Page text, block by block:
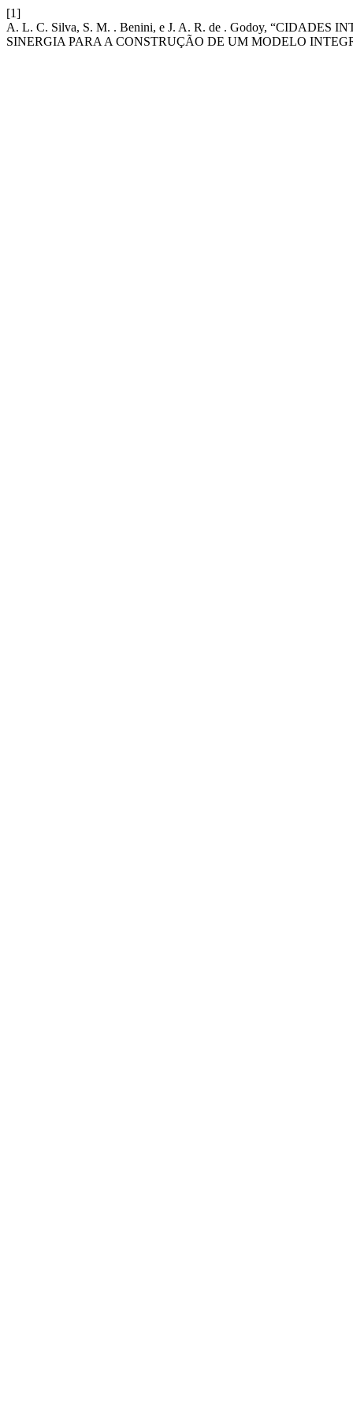
[1]
A. L. C. Silva, S. M. . Benini, e J. A. R. de . Godoy, “CIDADES
SINERGIA PARA A CONSTRUÇÃO DE UM MODELO